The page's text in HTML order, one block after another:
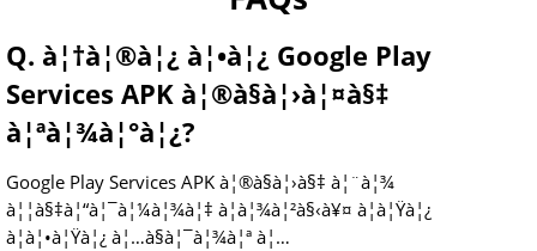
Q. à¦†à¦®à¦¿ à¦•à¦¿ Google Play
Services APK à¦®à§à¦›à¦¤à§‡
à¦ªà¦¾à¦°à¦¿?
Google Play Services APK à¦®à§à¦›à§‡ à¦¨à¦¾
à¦¦à§‡à¦“à¦¯à¦¼à¦¾à¦‡ à¦­à¦¾à¦²à§‹à¥¤ à¦à¦Ÿà¦¿
à¦à¦•à¦Ÿà¦¿ à¦…à§à¦¯à¦¾à¦ª à¦…